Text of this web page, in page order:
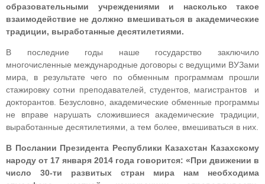
образовательными учреждениями и насколько такое
взаимодействие не должно вмешиваться в академические
традиции, выработанные десятилетиями.
В последние годы наше государство заключило
многочисленные международные договоры с ведущими ВУЗами
мира, в результате чего по обменным программам прошли
стажировку сотни преподавателей, студентов, магистрантов и
докторантов. Безусловно, академические обменные программы
не вправе нарушать сложившиеся академические традиции,
выработанные десятилетиями, а тем более, вмешиваться в них.
В Послании Президента Республики Казахстан Казахскому
народу от 17 января 2014 года говорится: «При движении в
число 30-ти развитых стран мира нам необходима